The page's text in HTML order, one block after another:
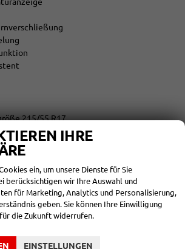
215/55 R17
Automatik
IHRE
ein, um unsere Dienste für Sie
berücksichtigen wir Ihre Auswahl und
für Marketing, Analytics und Personalisierung,
geben. Sie können Ihre Einwilligung
die Zukunft widerrufen.
EINSTELLUNGEN